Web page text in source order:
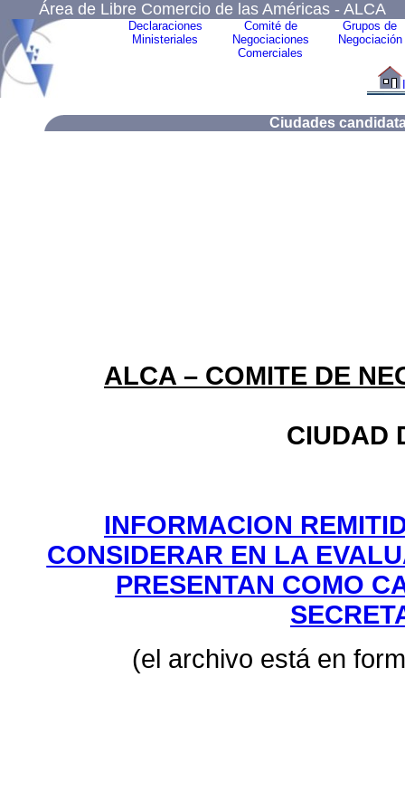
Área de Libre Comercio de las Américas - ALCA
Declaraciones
Ministeriales
Comité de
Negociaciones
Comerciales
Grupos de
Negociación
Ciudades
ALCA – COMITE DE
CIUDAD
INFORMACION
CONSIDERAR EN LA
PRESENTAN COMO
(el archivo está en